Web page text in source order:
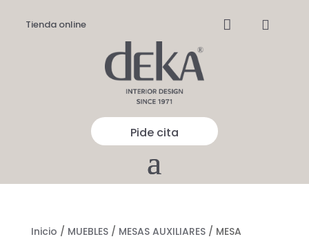
Tienda online  
Pide cita
Inicio / MUEBLES/ MESAS AUXILIARES/ MESA